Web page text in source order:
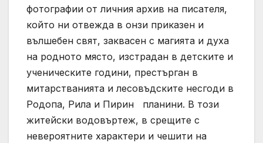
фотографии от личния архив на писателя,
който ни отвежда в онзи приказен и
вълшебен свят, заквасен с магията и духа
на родното място, изстрадан в детските и
ученическите години, престърган в
митарстванията и лесовъдските несгоди в
Родопа, Рила и Пирин планини. В този
житейски водовъртеж, в срещите с
невероятните характери и чешити на